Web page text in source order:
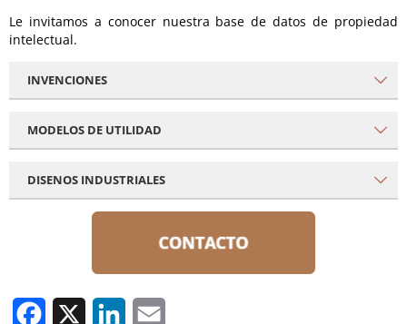
Le invitamos a conocer nuestra base de datos de propiedad
intelectual.
INVENCIONES
MODELOS DE UTILIDAD
DISENOS INDUSTRIALES
Facebook LinkedIn